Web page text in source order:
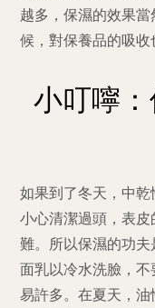
越多，保濕的效果
候，對保養品的吸收
小叮嚀
如果到了冬天，中
小心清潔過頭，表
難。所以保濕的功
面乳以冷水洗臉，
易許多。在夏天，